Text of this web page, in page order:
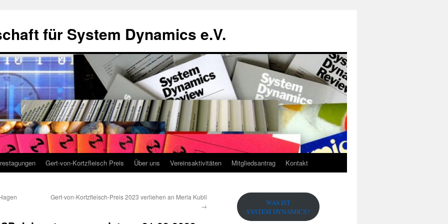
für System Dynamics e.V.
Gert-von-Kortzfleisch Preis Über uns Vereinsaktivitäten Mitgliedsantrag Kontakt
Gert-von-Kortzfleisch-Preis 2023 verliehen an Merla Kubli
→
WAS IST
SYSTEM DYNAMICS?